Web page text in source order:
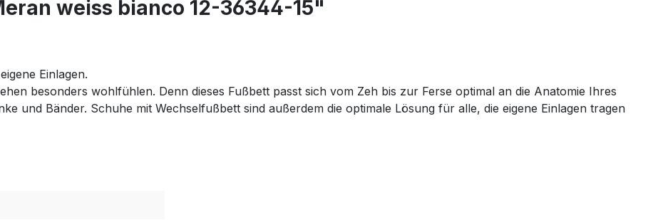
weiss bianco 12-36344-15"
Einlagen.
besonders wohlfühlen. Denn dieses Fußbett passt sich vom Zeh bis zur Ferse optimal an die Anatomie Ihres
und Bänder. Schuhe mit Wechselfußbett sind außerdem die optimale Lösung für alle, die eigene Einlagen tragen